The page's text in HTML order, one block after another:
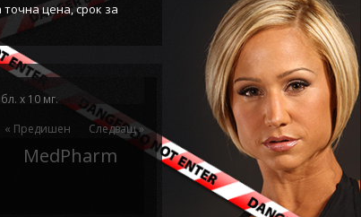
цена, срок за
х 10 мг.
« Предишен
Следващ »
MedPharm